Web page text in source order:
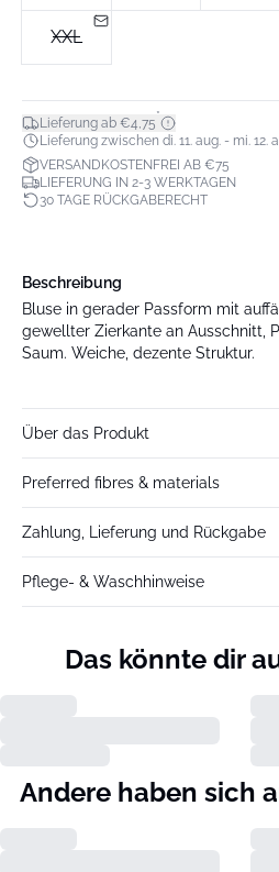
XXL
Lieferung ab €4,75*
Lieferung zwischen di. 11. aug. - mi. 12.
VERSANDKOSTENFREI AB €75
LIEFERUNG IN 2-3 WERKTAGEN
30 TAGE RÜCKGABERECHT
Beschreibung
Bluse in gerader Passform mit
gewellter Zierkante an Ausschnitt,
Saum. Weiche, dezente Struktur.
Über das Produkt
Preferred fibres & materials
Zahlung, Lieferung und Rückgabe
Pflege- & Waschhinweise
Das könnte dir
Andere haben sich